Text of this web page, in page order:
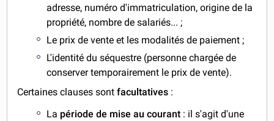
adresse, numéro d'immatriculation, origine de la
propriété, nombre de salariés... ;
Le prix de vente et les modalités de paiement ;
L'identité du séquestre (personne chargée de
conserver temporairement le prix de vente).
Certaines clauses sontfacultatives :
La période de mise au courant : il s'agit d'une